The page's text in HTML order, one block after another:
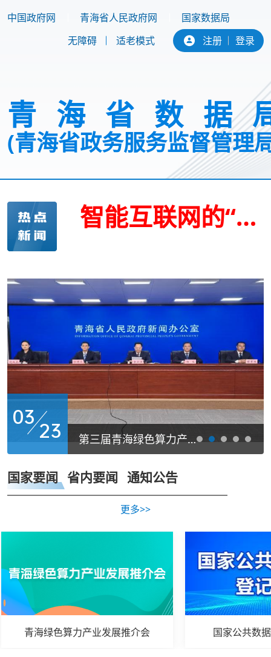
中国政府网 青海省人民政府网
国家数据局
无障碍
适老模式 注册 登录
青海省数据
(青海省政务服务监督管理
互动交流 专题专栏 机关党建
习近平对侨务工作作出重要指示
37年，青海西宁在高原种出一个绿色奇迹
智能互联网的“能级跃迁”：从连接万物到驱动千行百业
探访国内首座量子应用示范变电站
习近平对侨务工作作出重要指示
37年，青海西宁在高原种出一个绿色奇迹
03
23 第三届青海绿色算力产业发展推介会将于3月27日在京举行
国家要闻 省内要闻 通知公告
更多>>
青海绿色算力产业发展推介会 国家公共数